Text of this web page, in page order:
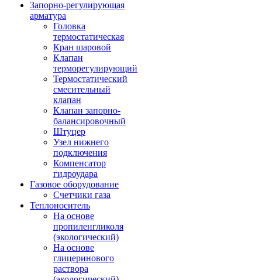
Запорно-регулирующая
арматура
Головка
термостатическая
Кран шаровой
Клапан
терморегулирующий
Термостатический
смесительный
клапан
Клапан запорно-
балансировочный
Штуцер
Узел нижнего
подключения
Компенсатор
гидроудара
Газовое оборудование
Счетчики газа
Теплоноситель
На основе
пропиленгликоля
(экологический)
На основе
глицеринового
раствора